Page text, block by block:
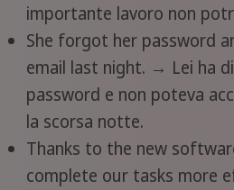
importante lavoro non
She forgot her password
email last night. → Lei ha
password e non poteva
la scorsa notte.
Thanks to the new software,
complete our tasks more